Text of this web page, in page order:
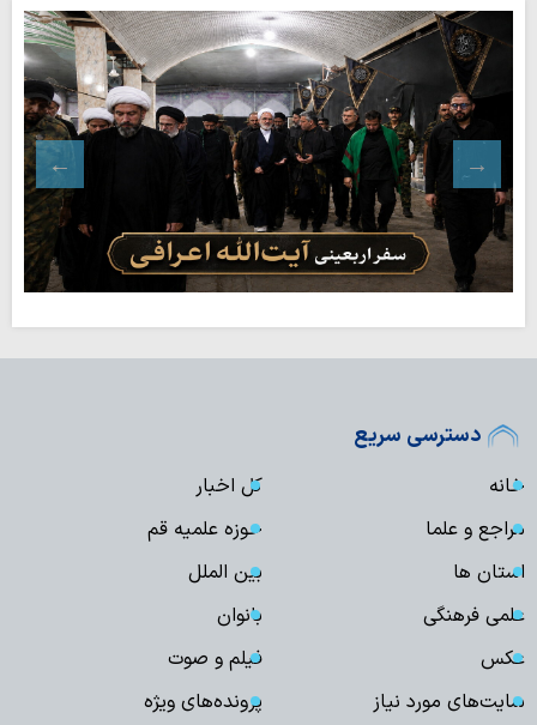
دسترسی سریع
خانه
کل اخبار
مراجع و علما
حوزه علمیه قم
استان ها
بین الملل
علمی فرهنگی
بانوان
عکس
فیلم و صوت
سایت‌های مورد نیاز
پرونده‌های ویژه